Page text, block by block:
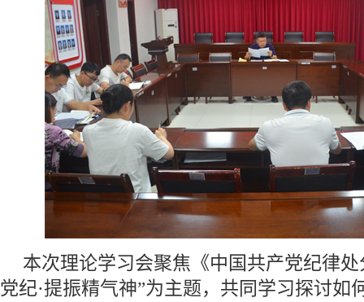
本次理论学习会聚焦《中国共产党纪律
党纪·提振精气神”为主题，共同学习探讨如